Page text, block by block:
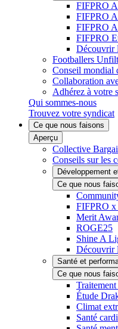
FIFPRO
FIFPRO
FIFPRO
FIFPRO
Découvrir
Footballers
Conseil mondial
Collaboration
Adhérez à votre
Qui sommes-nous
Trouvez votre syndicat
Ce que nous faisons
Aperçu
Collective
Conseils sur les
Développement
Ce que nous
FIFPRO
Merit
ROGE25
Shine A
Découvrir
Santé et
Ce que nous
Étude
Climat
Santé